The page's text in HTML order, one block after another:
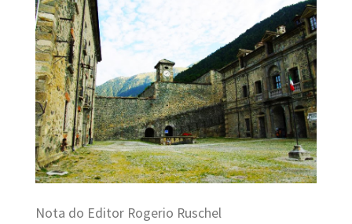
Nota do Editor Rogerio Ruschel